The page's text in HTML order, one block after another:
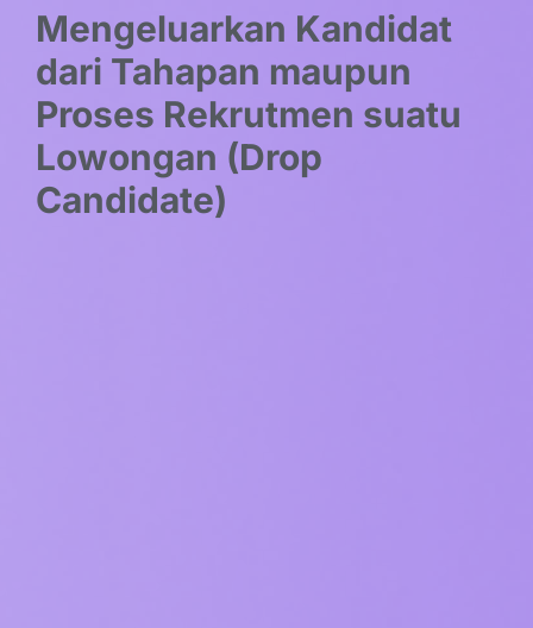
Mengeluarkan Kandidat
dari Tahapan maupun
Proses Rekrutmen suatu
Lowongan (Drop
Candidate)